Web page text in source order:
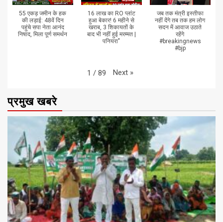
55 एकड़ जमीन के हक
की लड़ाई: 48वें दिन
पहुंचे सपा नेता आनंद
निषाद, मिला पूर्ण समर्थन
16 लाख का RO प्लांट
हुआ बेकार! 6 महीने से
खराब, 3 शिकायतों के
बाद भी नहीं हुई मरम्मत |
पनियरा"
जब तक मंत्री इस्तीफा
नहीं देंगे तब तक हम लोग
सदन में आवाज उठाते
रहेंगे
#breakingnews
#bjp
1 / 89 Next »
प्रमुख खबरे